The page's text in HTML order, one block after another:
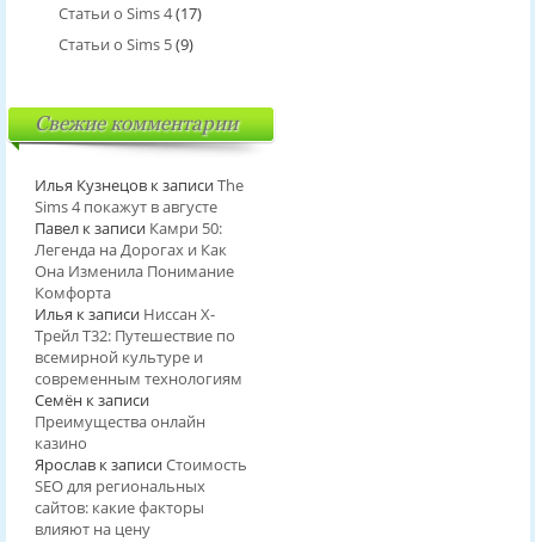
Статьи о Sims 4(17)
Статьи о Sims 5(9)
Свежие комментарии
Илья Кузнецовк записиThe
Sims 4 покажут в августе
Павелк записи Камри 50:
Легенда на Дорогах и Как
Она Изменила Понимание
Комфорта
Илья к записи Ниссан Х-
Трейл T32: Путешествие по
всемирной культуре и
современным технологиям
Семёнк записи
Преимущества онлайн
казино
Ярославк записиСтоимость
SEO для региональных
сайтов: какие факторы
влияют на цену